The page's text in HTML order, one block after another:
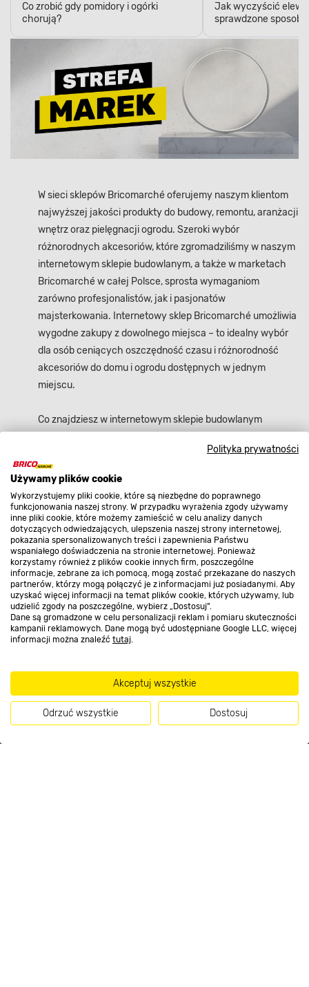
Polityka prywatności
Używamy plików cookie
Wykorzystujemy pliki cookie, które są niezbędne do poprawnego
funkcjonowania naszej strony. W przypadku wyrażenia zgody używamy
inne pliki cookie, które możemy zamieścić w celu analizy danych
dotyczących odwiedzających, ulepszenia naszej strony internetowej,
pokazania spersonalizowanych treści i zapewnienia Państwu
wspaniałego doświadczenia na stronie internetowej. Ponieważ
korzystamy również z plików cookie innych firm, poszczególne
informacje, zebrane za ich pomocą, mogą zostać przekazane do naszych
partnerów, którzy mogą połączyć je z informacjami już posiadanymi. Aby
uzyskać więcej informacji na temat plików cookie, których używamy, lub
udzielić zgody na poszczególne, wybierz „Dostosuj”.
Dane są gromadzone w celu personalizacji reklam i pomiaru skuteczności
kampanii reklamowych. Dane mogą być udostępniane Google LLC, więcej
informacji można znaleźć tutaj.
Akceptuj wszystkie
Odrzuć wszystkie Dostosuj
Co zrobić gdy pomidory i ogórki
chorują?
Jak wyczyścić
sprawdzone sposoby
W sieci sklepów Bricomarché oferujemy naszym klientom
najwyższej jakości produkty do budowy, remontu, aranżacji
wnętrz oraz pielęgnacji ogrodu. Szeroki wybór
różnorodnych akcesoriów, które zgromadziliśmy w naszym
internetowym sklepie budowlanym, a także w marketach
Bricomarché w całej Polsce, sprosta wymaganiom
zarówno profesjonalistów, jak i pasjonatów
majsterkowania. Internetowy sklep Bricomarché umożliwia
wygodne zakupy z dowolnego miejsca – to idealny wybór
dla osób ceniących oszczędność czasu i różnorodność
akcesoriów do domu i ogrodu dostępnych w jednym
miejscu.
Co znajdziesz w internetowym sklepie budowlanym
Najpopularniejsze
Sklep internetowy
Regulaminy
Promocje
Nasze sklepy
O nas